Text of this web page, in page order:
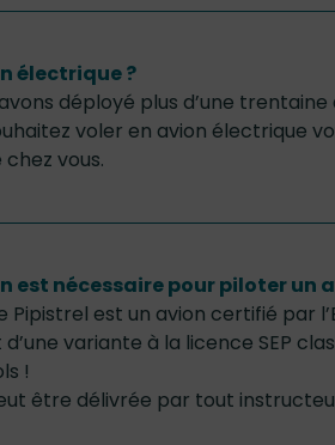
électrique ?
avons déployé plus d’une
voler en avion électrique
vous.
est nécessaire pour piloter un
Pipistrel est un avion certifié par
variante à la licence SEP
!
être délivrée par tout